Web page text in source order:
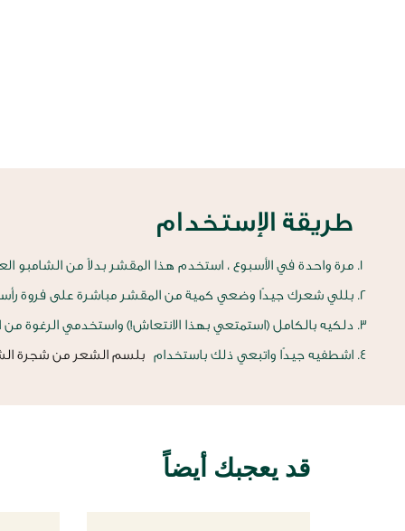
طريقة الإستخدام
مرة واحدة في الأسبوع ، استخدم هذا المقشر بدلاً من الشامبو
بللي شعرك جيدًا وضعي كمية من المقشر مباشرة على فروة
دلكيه بالكامل (استمتعي بهذا الانتعاش!) واستخدمي الرغوة من
اشطفيه جيدًا واتبعي ذلك باستخدام بلسم الشعر من شجرة
قد يعجبك أيضاً